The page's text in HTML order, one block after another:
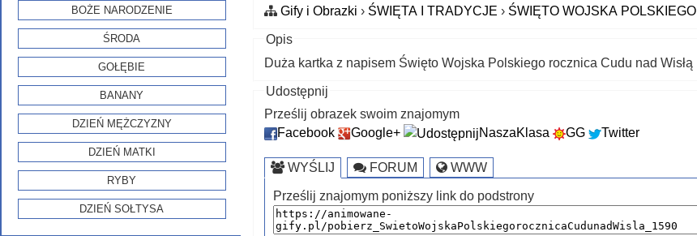
BOŻE NARODZENIE
ŚRODA
GOŁĘBIE
BANANY
DZIEŃ MĘŻCZYZNY
DZIEŃ MATKI
RYBY
DZIEŃ SOŁTYSA
Gify i Obrazki › ŚWIĘTA I TRADYCJE › ŚWIĘTO WOJSKA POLSKIEGO
Opis
Duża kartka z napisem Święto Wojska Polskiego rocznica Cudu nad Wisłą
Udostępnij
Prześlij obrazek swoim znajomym
Facebook
Google+ NaszaKlasa GG Twitter
WYŚLIJ FORUM WWW
Prześlij znajomym poniższy link do podstrony